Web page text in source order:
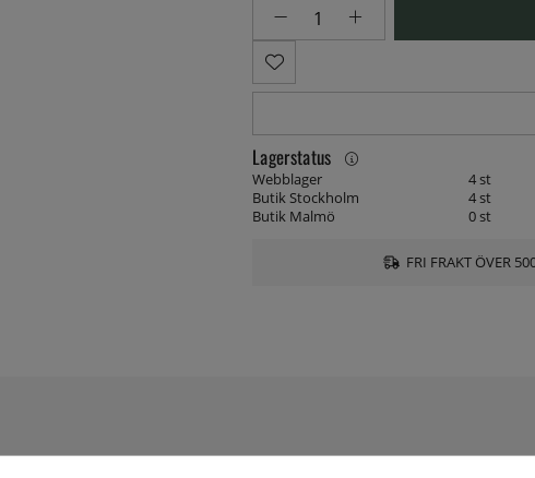
Lagerstatus
Webblager
4 st
Butik Stockholm
4 st
Butik Malmö
0 st
FRI FRAKT ÖVER